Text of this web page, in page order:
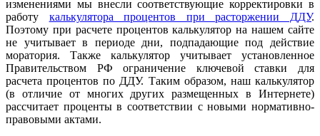
изменениями мы внесли соответствующие корректировки в
работу калькулятора процентов при расторжении ДДУ.
Поэтому при расчете процентов калькулятор на нашем сайте
не учитывает в периоде дни, подпадающие под действие
моратория. Также калькулятор учитывает установленное
Правительством РФ ограничение ключевой ставки для
расчета процентов по ДДУ. Таким образом, наш калькулятор
(в отличие от многих других размещенных в Интернете)
рассчитает проценты в соответствии с новыми нормативно-
правовыми актами.